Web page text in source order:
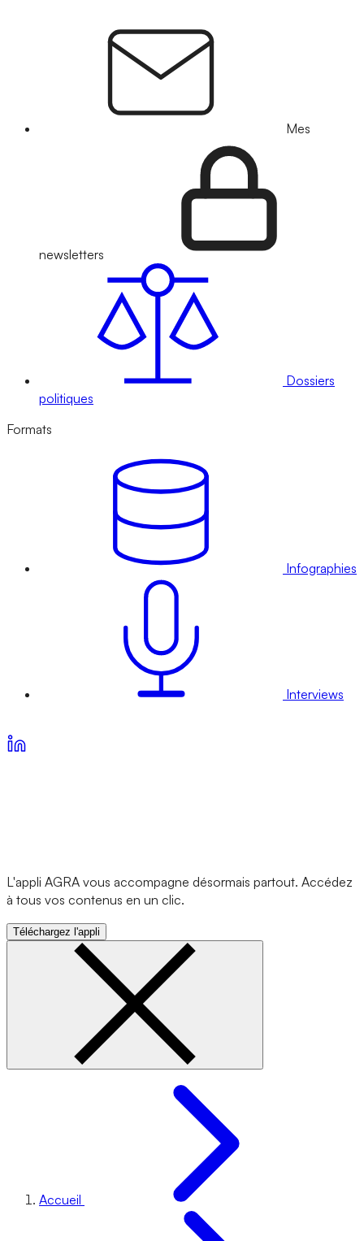
Mes
newsletters
Dossiers
politiques
Formats
Infographies
Interviews
L'appli AGRA vous accompagne désormais partout. Accédez
à tous vos contenus en un clic.
Téléchargez l'appli
Accueil